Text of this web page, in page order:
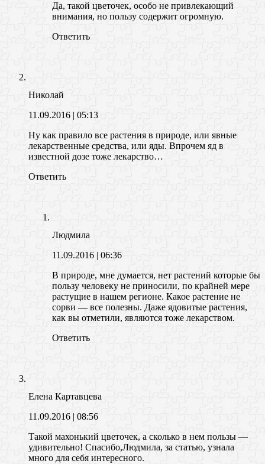
Да, такой цветочек, особо не привлекающий
внимания, но пользу содержит огромную.
Ответить
Николай
11.09.2016 | 05:13
Ну как правило все растения в природе, или явные
лекарственные средства, или яды. Впрочем яд в
известной дозе тоже лекарство…
Ответить
Людмила
11.09.2016 | 06:36
В природе, мне думается, нет растений которые бы
пользу человеку не приносили, по крайней мере
растущие в нашем регионе. Какое растение не
сорви — все полезны. Даже ядовитые растения,
как вы отметили, являются тоже лекарством.
Ответить
Елена Картавцева
11.09.2016 | 08:56
Такой махонький цветочек, а сколько в нем пользы —
удивительно! Спасибо,Людмила, за статью, узнала
много для себя интересного.